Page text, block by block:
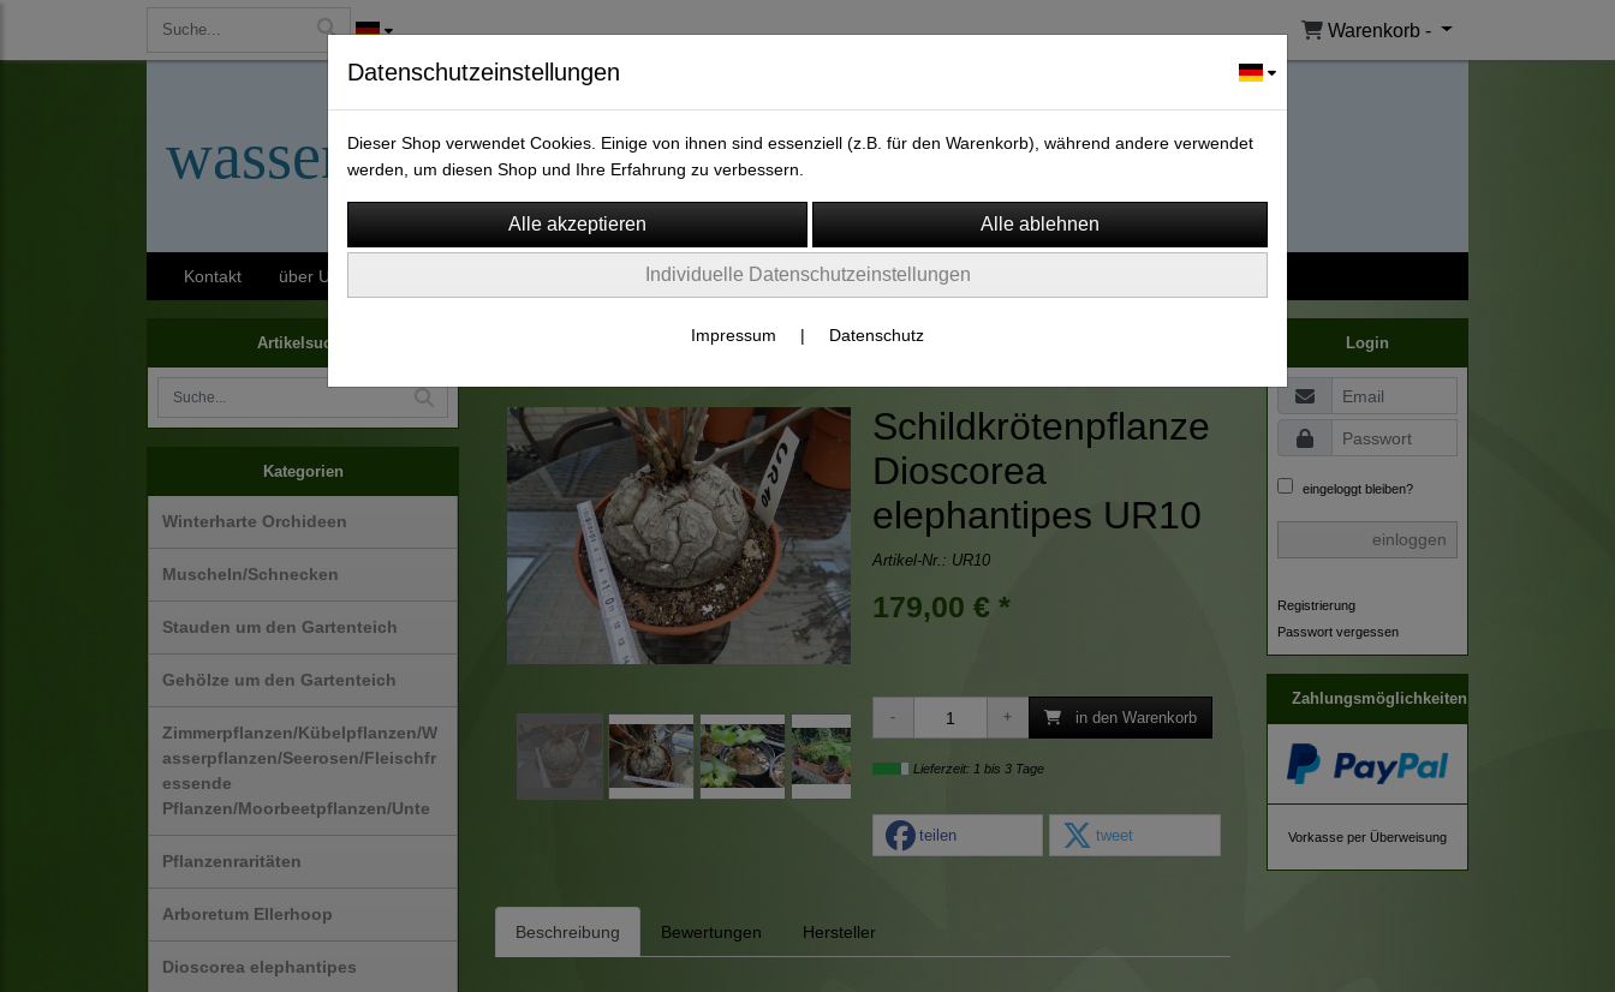
Warenkorb -
wassergarten-versand.de
Kontakt über Uns Widerruf
Artikelsuche
Kategorien
Winterharte Orchideen
Muscheln/Schnecken
Stauden um den Gartenteich
Gehölze um den Gartenteich
Zimmerpflanzen/Kübelpflanzen/W
asserpflanzen/Seerosen/Fleischfr
essende
Pflanzen/Moorbeetpflanzen/Unte
Pflanzenraritäten
Arboretum Ellerhoop
Dioscorea elephantipes
Schildkrötenpflanze
Dioscorea
elephantipes UR10
Artikel-Nr.: UR10
179,00 € *
in den Warenkorb
Lieferzeit: 1 bis 3 Tage
teilen tweet
Beschreibung Bewertungen Hersteller
Login
eingeloggt bleiben?
einloggen
Registrierung
Passwort vergessen
Zahlungsmöglichkeiten
Vorkasse per Überweisung
Datenschutzeinstellungen
Dieser Shop verwendet Cookies. Einige von ihnen sind essenziell (z.B. für den Warenkorb), während andere verwendet
werden, um diesen Shop und Ihre Erfahrung zu verbessern.
Individuelle Datenschutzeinstellungen
Impressum | Datenschutz